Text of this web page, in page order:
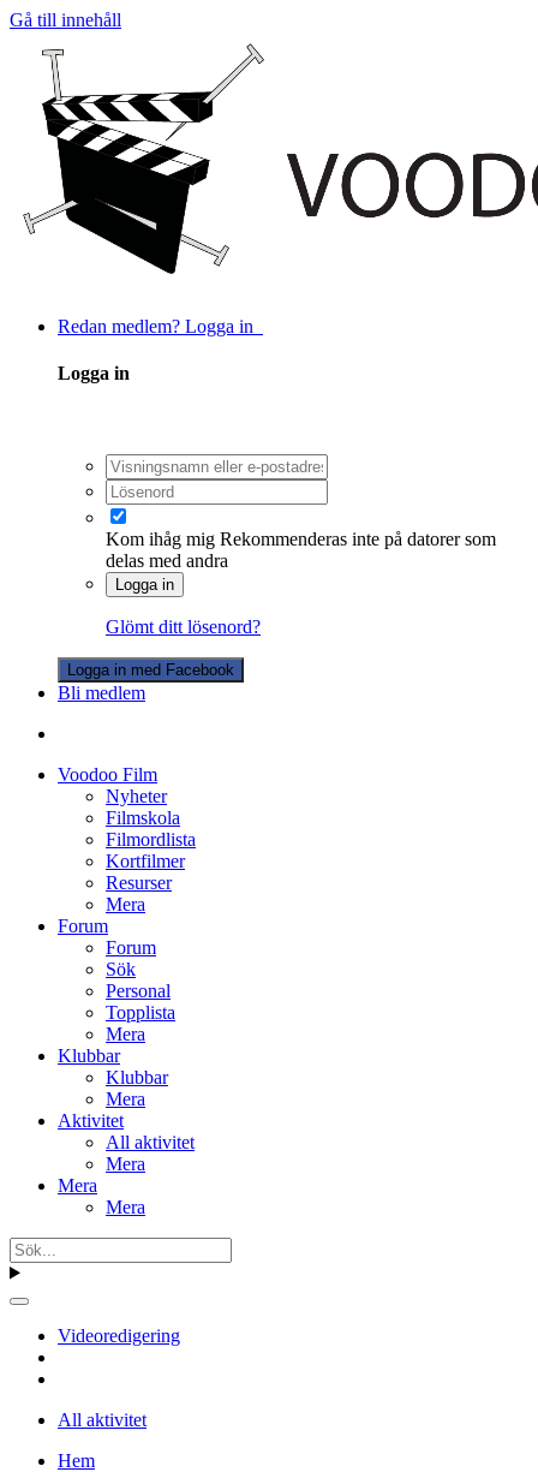
Gå till innehåll
Redan medlem? Logga in
Logga in
Kom ihåg mig Rekommenderas inte på datorer som
delas med andra
Logga in
Glömt ditt lösenord?
Logga in med Facebook
Bli medlem
Voodoo Film
Nyheter
Filmskola
Filmordlista
Kortfilmer
Resurser
Mera
Forum
Forum
Sök
Personal
Topplista
Mera
Klubbar
Klubbar
Mera
Aktivitet
All aktivitet
Mera
Mera
Mera
Videoredigering
All aktivitet
Hem